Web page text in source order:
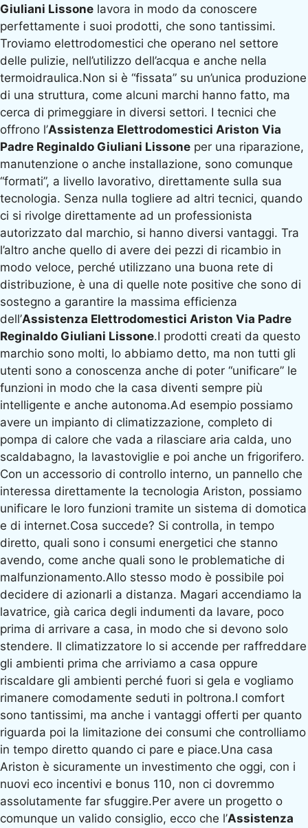
Giuliani Lissone lavora in modo da conoscere
perfettamente i suoi prodotti, che sono tantissimi.
Troviamo elettrodomestici che operano nel settore
delle pulizie, nell’utilizzo dell’acqua e anche nella
termoidraulica.Non si è “fissata” su un’unica produzione
di una struttura, come alcuni marchi hanno fatto, ma
cerca di primeggiare in diversi settori. I tecnici che
offrono l’Assistenza Elettrodomestici Ariston Via
Padre Reginaldo Giuliani Lissone per una riparazione,
manutenzione o anche installazione, sono comunque
“formati”, a livello lavorativo, direttamente sulla sua
tecnologia. Senza nulla togliere ad altri tecnici, quando
ci si rivolge direttamente ad un professionista
autorizzato dal marchio, si hanno diversi vantaggi. Tra
l’altro anche quello di avere dei pezzi di ricambio in
modo veloce, perché utilizzano una buona rete di
distribuzione, è una di quelle note positive che sono di
sostegno a garantire la massima efficienza
dell’Assistenza Elettrodomestici Ariston Via Padre
Reginaldo Giuliani Lissone.I prodotti creati da questo
marchio sono molti, lo abbiamo detto, ma non tutti gli
utenti sono a conoscenza anche di poter “unificare” le
funzioni in modo che la casa diventi sempre più
intelligente e anche autonoma.Ad esempio possiamo
avere un impianto di climatizzazione, completo di
pompa di calore che vada a rilasciare aria calda, uno
scaldabagno, la lavastoviglie e poi anche un frigorifero.
Con un accessorio di controllo interno, un pannello che
interessa direttamente la tecnologia Ariston, possiamo
unificare le loro funzioni tramite un sistema di domotica
e di internet.Cosa succede? Si controlla, in tempo
diretto, quali sono i consumi energetici che stanno
avendo, come anche quali sono le problematiche di
malfunzionamento.Allo stesso modo è possibile poi
decidere di azionarli a distanza. Magari accendiamo la
lavatrice, già carica degli indumenti da lavare, poco
prima di arrivare a casa, in modo che si devono solo
stendere. Il climatizzatore lo si accende per raffreddare
gli ambienti prima che arriviamo a casa oppure
riscaldare gli ambienti perché fuori si gela e vogliamo
rimanere comodamente seduti in poltrona.I comfort
sono tantissimi, ma anche i vantaggi offerti per quanto
riguarda poi la limitazione dei consumi che controlliamo
in tempo diretto quando ci pare e piace.Una casa
Ariston è sicuramente un investimento che oggi, con i
nuovi eco incentivi e bonus 110, non ci dovremmo
assolutamente far sfuggire.Per avere un progetto o
comunque un valido consiglio, ecco che l’Assistenza